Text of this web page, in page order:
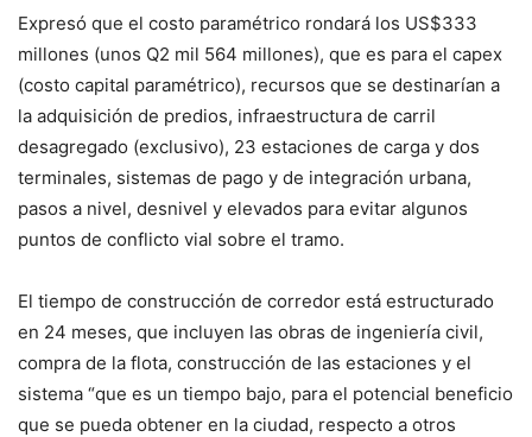
Expresó que el costo paramétrico rondará los US$333
millones (unos Q2 mil 564 millones), que es para el capex
(costo capital paramétrico), recursos que se destinarían a
la adquisición de predios, infraestructura de carril
desagregado (exclusivo), 23 estaciones de carga y dos
terminales, sistemas de pago y de integración urbana,
pasos a nivel, desnivel y elevados para evitar algunos
puntos de conflicto vial sobre el tramo.
El tiempo de construcción de corredor está estructurado
en 24 meses, que incluyen las obras de ingeniería civil,
compra de la flota, construcción de las estaciones y el
sistema “que es un tiempo bajo, para el potencial beneficio
que se pueda obtener en la ciudad, respecto a otros